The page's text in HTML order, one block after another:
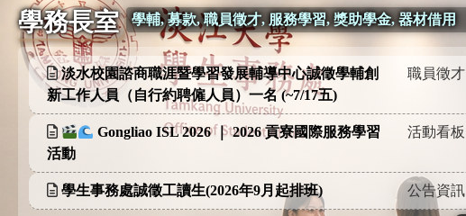
學務長室 學輔, 募款, 職員徵才, 服務學習, 獎助學金, 器材借用
淡水校園諮商職涯暨學習發展輔導中心誠徵學輔創
新工作人員（自行約聘僱人員）一名 (~7/17五)
職員徵才
Gongliao ISL 2026 ｜ 2026 貢寮國際服務學習
活動
活動看板
學生事務處誠徵工讀生(2026年9月起排班) 公告資訊